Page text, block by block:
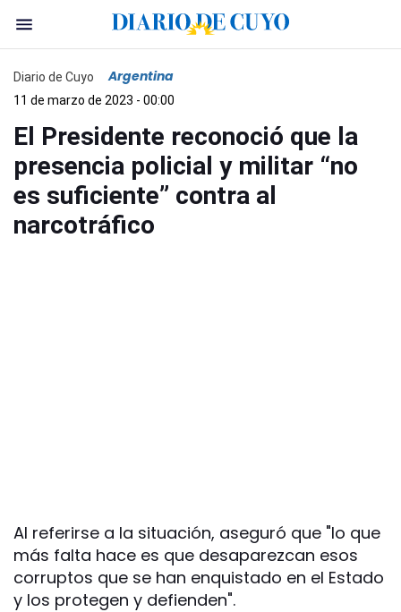
Diario de Cuyo Argentina
11 de marzo de 2023 - 00:00
El Presidente reconoció que la
presencia policial y militar “no
es suficiente” contra al
narcotráfico
Al referirse a la situación, aseguró que "lo que
más falta hace es que desaparezcan esos
corruptos que se han enquistado en el Estado
y los protegen y defienden".